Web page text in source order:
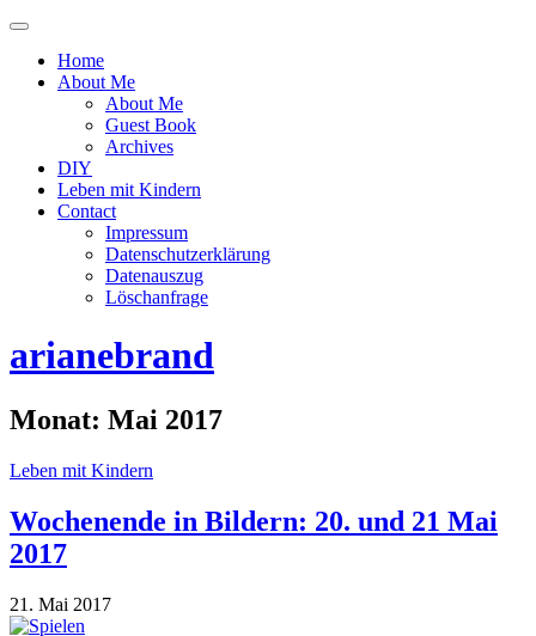
Menü
oder
ausblenden
Home
About Me
About Me
Guest Book
Archives
DIY
Leben mit Kindern
Contact
Impressum
Datenschutzerklärung
Datenauszug
Löschanfrage
arianebrand
Monat: Mai 2017
Leben mit Kindern
Wochenende in Bildern: 20. und 21 Mai
2017
21. Mai 2017